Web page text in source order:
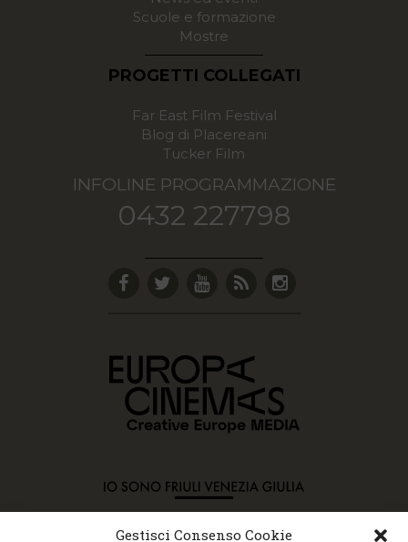
Gestisci Consenso Cookie
Scuole e formazione
Mostre
PROGETTI COLLEGATI
Far East Film Festival
Blog di Placereani
Tucker Film
INFOLINE PROGRAMMAZIONE
0432 227798